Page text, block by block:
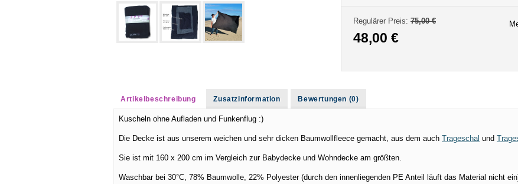
Regulärer Preis: 75,00 €
48,00 €
Artikelbeschreibung Zusatzinformation Bewertungen (0)
Kuscheln ohne Aufladen und Funkenflug :)
Die Decke ist aus unserem weichen und sehr dicken Baumwollfleece gemacht, aus dem auch Trageschal und
Sie ist mit 160 x 200 cm im Vergleich zur Babydecke und Wohndecke am größten.
Waschbar bei 30°C, 78% Baumwolle, 22% Polyester (durch den innenliegenden PE Anteil läuft das Material nicht